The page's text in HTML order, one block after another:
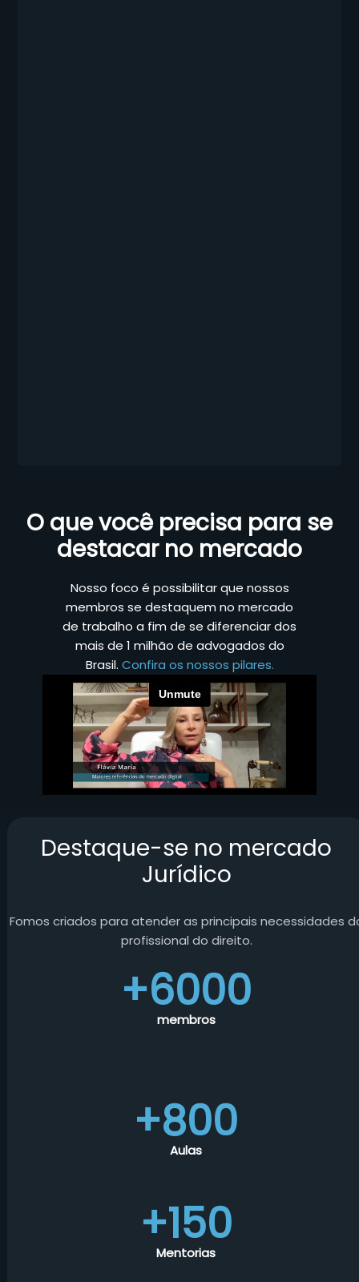
O que você precisa para se
destacar no mercado
Nosso foco é possibilitar que nossos
membros se destaquem no mercado
de trabalho a fim de se diferenciar dos
mais de 1 milhão de advogados do
Brasil. Confira os nossos pilares.
Destaque-se no mercado
Jurídico
Fomos criados para atender as principais necessidades
profissional do direito.
+6000
membros
+800
Aulas
+150
Mentorias